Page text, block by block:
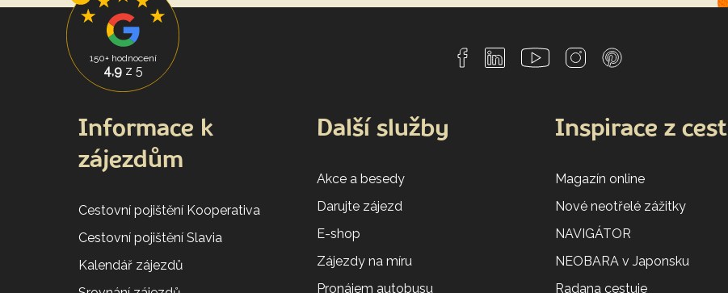
150+ hodnocení
4,9z 5
Informace k
zájezdům
Cestovní pojištění Kooperativa
Cestovní pojištění Slavia
Kalendář zájezdů
Další služby
Akce a besedy
Darujte zájezd
E-shop
Zájezdy na míru
Pronájem autobusu
Inspirace z cest
Magazín online
Nové neotřelé zážitky
NAVIGÁTOR
NEOBARA v Japonsku
Radana cestuje